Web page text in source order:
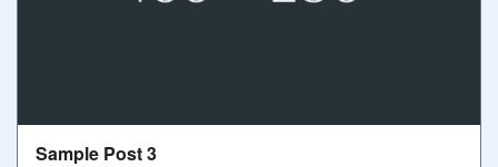
Sample Post 3